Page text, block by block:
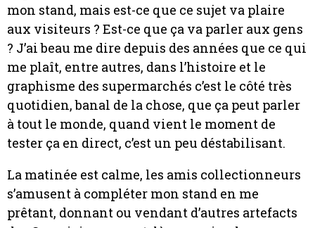
mon stand, mais est-ce que ce sujet va plaire
aux visiteurs ? Est-ce que ça va parler aux gens
? J’ai beau me dire depuis des années que ce qui
me plaît, entre autres, dans l’histoire et le
graphisme des supermarchés c’est le côté très
quotidien, banal de la chose, que ça peut parler
à tout le monde, quand vient le moment de
tester ça en direct, c’est un peu déstabilisant.
La matinée est calme, les amis collectionneurs
s’amusent à compléter mon stand en me
prêtant, donnant ou vendant d’autres artefacts